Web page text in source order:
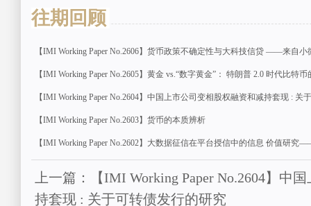
往期回顾
【IMI Working Paper No.2606】货币政策不确定性与大科技信贷 ——来自
【IMI Working Paper No.2605】黄金 vs.“数字黄金”： 特朗普 2.0 时代比特
【IMI Working Paper No.2604】中国上市公司变相股权融资和减持套现 : 关
【IMI Working Paper No.2603】货币的本质辨析
【IMI Working Paper No.2602】大数据征信在平台授信中的信息 价值研
上一篇：【IMI Working Paper No.2604】中
持套现 : 关于可转债发行的研究